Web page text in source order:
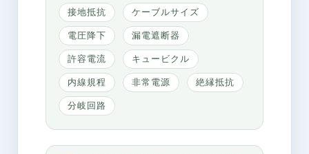
接地抵抗 ケーブルサイズ
電圧降下 漏電遮断器
許容電流 キュービクル
内線規程 非常電源 絶縁抵抗
分岐回路